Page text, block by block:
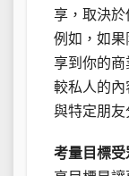
享，取決於
例如，如
享到你的
較私人的內
與特定朋友
考量目標受